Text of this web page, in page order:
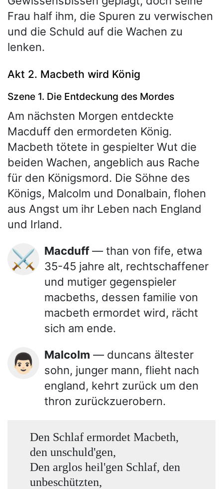
Frau half ihm, die Spuren zu verwischen
und die Schuld auf die Wachen zu
lenken.
Akt 2. Macbeth wird König
Szene 1. Die Entdeckung des Mordes
Am nächsten Morgen entdeckte
Macduff den ermordeten König.
Macbeth tötete in gespielter Wut die
beiden Wachen, angeblich aus Rache
für den Königsmord. Die Söhne des
Königs, Malcolm und Donalbain, flohen
aus Angst um ihr Leben nach England
und Irland.
⚔️ Macduff— than von fife, etwa
35-45 jahre alt, rechtschaffener
und mutiger gegenspieler
macbeths, dessen familie von
macbeth ermordet wird, rächt
sich am ende.
👨🏻 Malcolm — duncans ältester
sohn, junger mann, flieht nach
england, kehrt zurück um den
thron zurückzuerobern.
Den Schlaf ermordet Macbeth,
den unschuld'gen,
Den arglos heil'gen Schlaf, den
unbeschützten,